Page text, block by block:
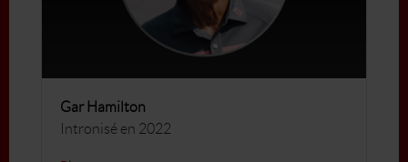
Gar Hamilton
Intronisé en 2022